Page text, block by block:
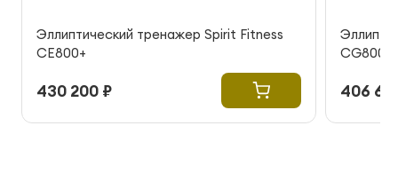
Эллиптический тренажер Spirit Fitness
CE800+
430 200 ₽
CG800
406